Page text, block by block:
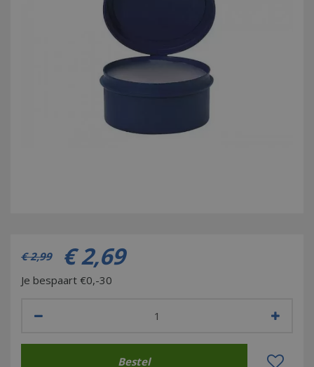
€ 2,99 € 2,69
Je bespaart €0,-30